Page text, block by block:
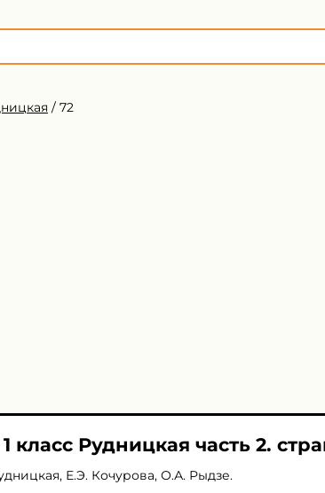
/ 72
класс Рудницкая часть 2.
, Е.Э. Кочурова, О.А. Рыдзе.